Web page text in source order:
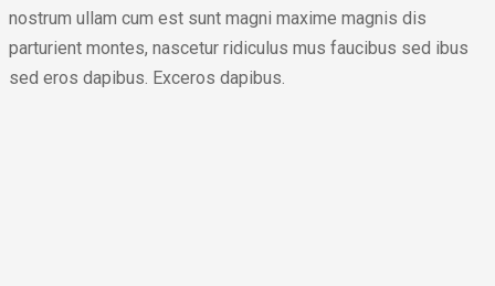
nostrum ullam cum est sunt magni maxime magnis dis
parturient montes, nascetur ridiculus mus faucibus sed ibus
sed eros dapibus. Exceros dapibus.